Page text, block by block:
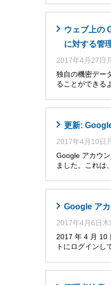
ウェブ上の
に対する管
2017年4月27日
独自の機密デー
ることができる
更新:
2017年4月10日
Google アカウ
ました。これは
Google ア
2017年4月6日木
2017 年 4 月 10
トにログイン